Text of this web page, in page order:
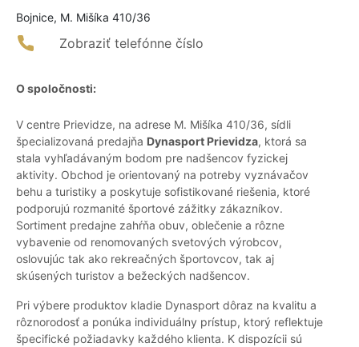
Bojnice, M. Mišíka 410/36
Zobraziť telefónne číslo
O spoločnosti:
V centre Prievidze, na adrese M. Mišíka 410/36, sídli
špecializovaná predajňa Dynasport Prievidza, ktorá sa
stala vyhľadávaným bodom pre nadšencov fyzickej
aktivity. Obchod je orientovaný na potreby vyznávačov
behu a turistiky a poskytuje sofistikované riešenia, ktoré
podporujú rozmanité športové zážitky zákazníkov.
Sortiment predajne zahŕňa obuv, oblečenie a rôzne
vybavenie od renomovaných svetových výrobcov,
oslovujúc tak ako rekreačných športovcov, tak aj
skúsených turistov a bežeckých nadšencov.
Pri výbere produktov kladie Dynasport dôraz na kvalitu a
rôznorodosť a ponúka individuálny prístup, ktorý reflektuje
špecifické požiadavky každého klienta. K dispozícii sú